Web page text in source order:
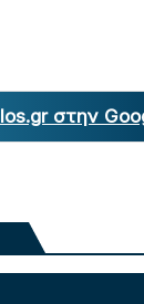
στην